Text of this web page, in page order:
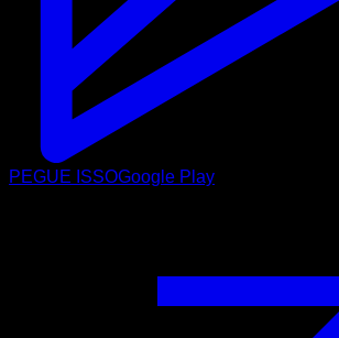
PEGUE ISSOGoogle Play